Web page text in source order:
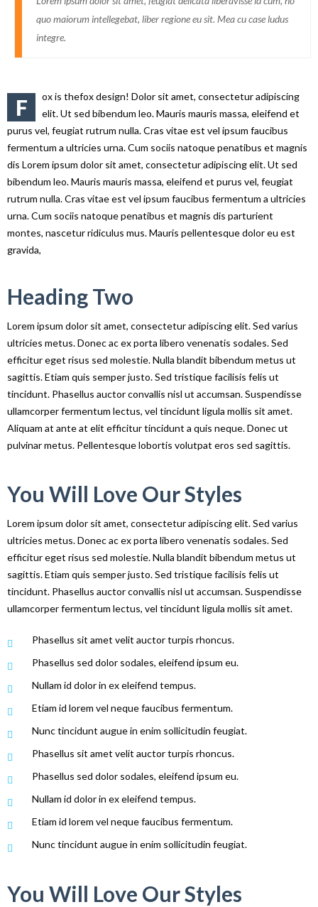
quo maiorum intellegebat, liber regione eu sit. Mea cu case ludus
integre.
F
ox is thefox design! Dolor sit amet, consectetur adipiscing
elit. Ut sed bibendum leo. Mauris mauris massa, eleifend et
purus vel, feugiat rutrum nulla. Cras vitae est vel ipsum faucibus
fermentum a ultricies urna. Cum sociis natoque penatibus et magnis
dis Lorem ipsum dolor sit amet, consectetur adipiscing elit. Ut sed
bibendum leo. Mauris mauris massa, eleifend et purus vel, feugiat
rutrum nulla. Cras vitae est vel ipsum faucibus fermentum a ultricies
urna. Cum sociis natoque penatibus et magnis dis parturient
montes, nascetur ridiculus mus. Mauris pellentesque dolor eu est
gravida,
Heading Two
Lorem ipsum dolor sit amet, consectetur adipiscing elit. Sed varius
ultricies metus. Donec ac ex porta libero venenatis sodales. Sed
efficitur eget risus sed molestie. Nulla blandit bibendum metus ut
sagittis. Etiam quis semper justo. Sed tristique facilisis felis ut
tincidunt. Phasellus auctor convallis nisl ut accumsan. Suspendisse
ullamcorper fermentum lectus, vel tincidunt ligula mollis sit amet.
Aliquam at ante at elit efficitur tincidunt a quis neque. Donec ut
pulvinar metus. Pellentesque lobortis volutpat eros sed sagittis.
You Will Love Our Styles
Lorem ipsum dolor sit amet, consectetur adipiscing elit. Sed varius
ultricies metus. Donec ac ex porta libero venenatis sodales. Sed
efficitur eget risus sed molestie. Nulla blandit bibendum metus ut
sagittis. Etiam quis semper justo. Sed tristique facilisis felis ut
tincidunt. Phasellus auctor convallis nisl ut accumsan. Suspendisse
ullamcorper fermentum lectus, vel tincidunt ligula mollis sit amet.
Phasellus sit amet velit auctor turpis rhoncus.
Phasellus sed dolor sodales, eleifend ipsum eu.
Nullam id dolor in ex eleifend tempus.
Etiam id lorem vel neque faucibus fermentum.
Nunc tincidunt augue in enim sollicitudin feugiat.
Phasellus sit amet velit auctor turpis rhoncus.
Phasellus sed dolor sodales, eleifend ipsum eu.
Nullam id dolor in ex eleifend tempus.
Etiam id lorem vel neque faucibus fermentum.
Nunc tincidunt augue in enim sollicitudin feugiat.
You Will Love Our Styles